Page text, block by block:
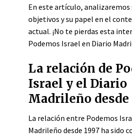
En este artículo, analizaremos
objetivos y su papel en el
actual. ¡No te pierdas esta
Podemos Israel en Diario
La relación de
Israel y el Diario
Madrileño desde
La relación entre Podemos
Madrileño desde 1997 ha sido